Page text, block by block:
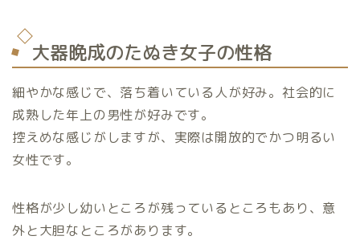
大器晩成のたぬき女子の性格
細やかな感じで、落ち着いている人が好み。社会的に
成熟した年上の男性が好みです。
控えめな感じがしますが、実際は開放的でかつ明るい
女性です。
性格が少し幼いところが残っているところもあり、意
外と大胆なところがあります。